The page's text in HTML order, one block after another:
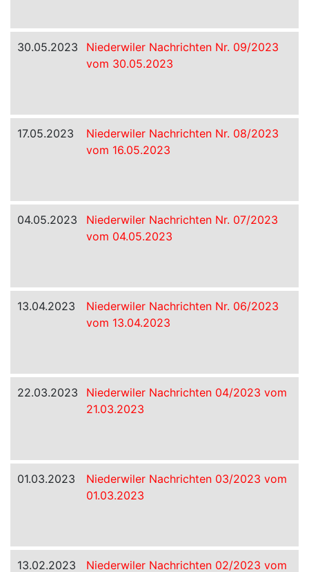
30.05.2023
Niederwiler Nachrichten Nr. 09/2023
vom 30.05.2023
17.05.2023
Niederwiler Nachrichten Nr. 08/2023
vom 16.05.2023
04.05.2023
Niederwiler Nachrichten Nr. 07/2023
vom 04.05.2023
13.04.2023
Niederwiler Nachrichten Nr. 06/2023
vom 13.04.2023
22.03.2023
Niederwiler Nachrichten 04/2023 vom
21.03.2023
01.03.2023
Niederwiler Nachrichten 03/2023 vom
01.03.2023
13.02.2023 Niederwiler Nachrichten 02/2023 vom